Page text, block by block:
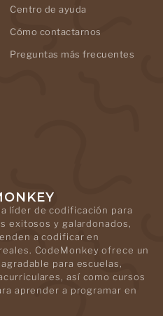
Centro de ayuda
Cómo contactarnos
Preguntas más frecuentes
líder de codificación para
exitosos y galardonados,
a codificar en
CodeMonkey ofrece un
para escuelas,
así como cursos
aprender a programar en